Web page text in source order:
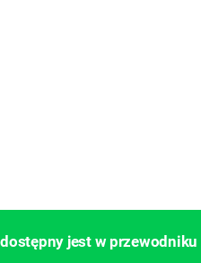
jest w